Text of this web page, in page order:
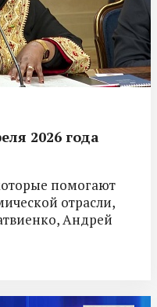
2026 года
помогают
отрасли,
Андрей